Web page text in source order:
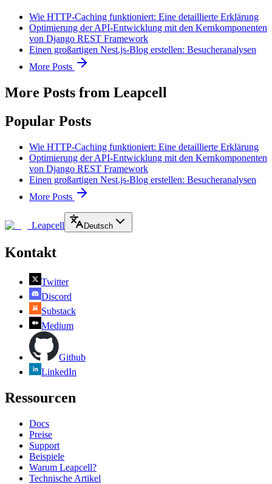
Wie HTTP-Caching funktioniert: Eine detaillierte Erklärung
Optimierung der API-Entwicklung mit den Kernkomponenten
von Django REST Framework
Einen großartigen Nest.js-Blog erstellen: Besucheranalysen
More Posts
More Posts from Leapcell
Popular Posts
Wie HTTP-Caching funktioniert: Eine detaillierte Erklärung
Optimierung der API-Entwicklung mit den Kernkomponenten
von Django REST Framework
Einen großartigen Nest.js-Blog erstellen: Besucheranalysen
More Posts
Leapcell Deutsch
Kontakt
Twitter
Discord
Substack
Medium
Github
LinkedIn
Ressourcen
Docs
Preise
Support
Beispiele
Warum Leapcell?
Technische Artikel